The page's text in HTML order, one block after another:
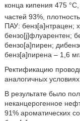
конца кипения 475
частей 93%,
ПАУ: бенз[а]нтрацен;
бензо[j]флуарентен;
бензо[а]пирен;
бенз[а]пирена – 1,6 мг/
Ректификацию
аналогичных
В результате было
неканцерогенное
91% ароматических